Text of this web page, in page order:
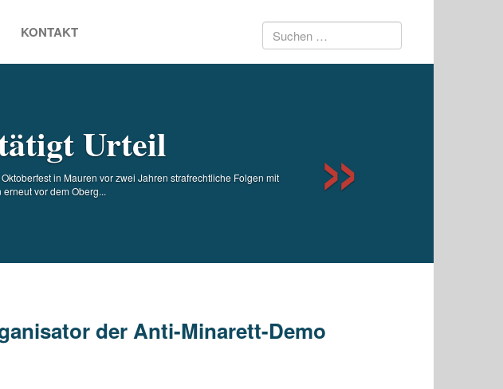
KONTAKT Suchen
Urteil
in Mauren vor zwei Jahren strafrechtliche Folgen mit
vor dem Oberg...
der Anti-Minarett-Demo